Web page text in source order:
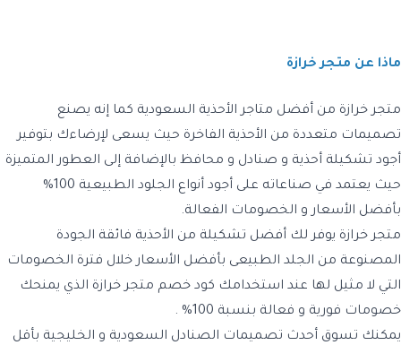
ماذا عن متجر خرازة
متجر خرازة من أفضل متاجر الأحذية السعودية كما إنه يصنع
تصميمات متعددة من الأحذية الفاخرة حيث يسعى لإرضاءك بتوفير
أجود تشكيلة أحذية و صنادل و محافظ بالإضافة إلى العطور المتميزة
حيث يعتمد في صناعاته على أجود أنواع الجلود الطبيعية 100%
بأفضل الأسعار و الخصومات الفعالة.
متجر خرازة يوفر لك أفضل تشكيلة من الأحذية فائقة الجودة
المصنوعة من الجلد الطبيعى بأفضل الأسعار خلال فترة الخصومات
التي لا مثيل لها عند استخدامك كود خصم متجر خرازة الذي يمنحك
خصومات فورية و فعالة بنسبة 100% .
يمكنك تسوق أحدث تصميمات الصنادل السعودية و الخليجية بأقل